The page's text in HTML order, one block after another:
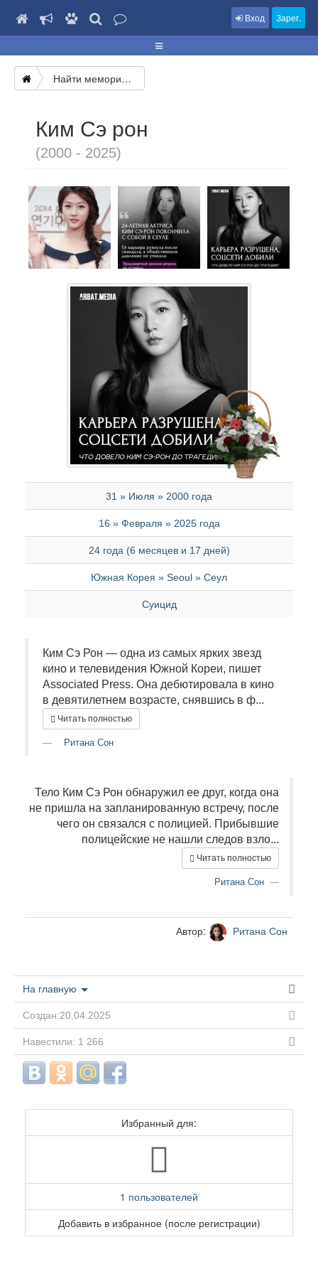
Вход Зарег.
Найти мемориал
Ким Сэ рон
(2000 - 2025)
31 » Июля » 2000 года
16 » Февраля » 2025 года
24 года (6 месяцев и 17 дней)
Южная Корея » Seoul » Сеул
Суицид
Ким Сэ Рон — одна из самых ярких звезд
кино и телевидения Южной Кореи, пишет
Associated Press. Она дебютировала в кино
в девятилетнем возрасте, снявшись в ф...
Читать полностью
Ритана Сон
Тело Ким Сэ Рон обнаружил ее друг, когда она
не пришла на запланированную встречу, после
чего он связался с полицией. Прибывшие
полицейские не нашли следов взло...
Читать полностью
Ритана Сон
Автор: Ритана Сон
На главную
Создан:20.04.2025
Навестили: 1 266
Избранный для:
1 пользователей
Добавить в избранное (после регистрации)